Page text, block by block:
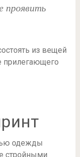
проявить
из вещей
прилегающего